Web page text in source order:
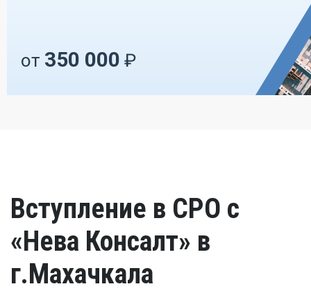
от 350 000 ₽
Вступление в СРО с
«Нева Консалт» в
г.Махачкала